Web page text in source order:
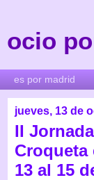
ocio
jueves, 13 de
II
Croqueta
13 al 15